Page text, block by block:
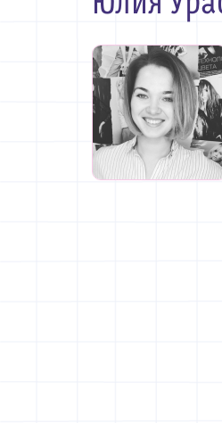
Мастер-
Доклады
Партнёры
Контакты